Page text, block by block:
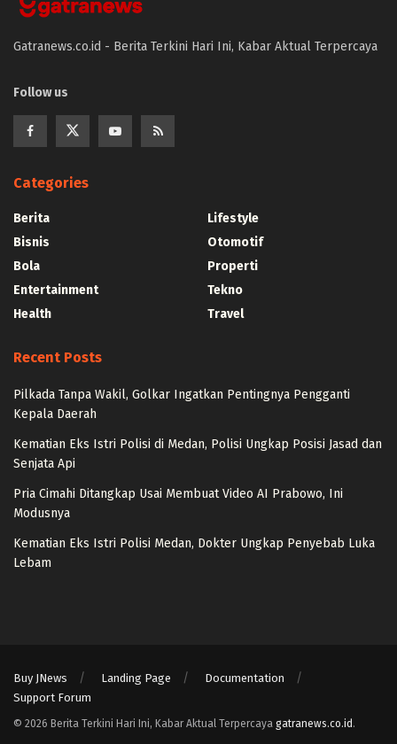
Gatranews.co.id - Berita Terkini Hari Ini, Kabar Aktual Terpercaya
Follow us
Categories
Berita
Bisnis
Bola
Entertainment
Health
Lifestyle
Otomotif
Properti
Tekno
Travel
Recent Posts
Pilkada Tanpa Wakil, Golkar Ingatkan Pentingnya Pengganti
Kepala Daerah
Kematian Eks Istri Polisi di Medan, Polisi Ungkap Posisi Jasad dan
Senjata Api
Pria Cimahi Ditangkap Usai Membuat Video AI Prabowo, Ini
Modusnya
Kematian Eks Istri Polisi Medan, Dokter Ungkap Penyebab Luka
Lebam
Buy JNews Landing Page
Documentation
Support Forum
© 2026 Berita Terkini Hari Ini, Kabar Aktual Terpercaya gatranews.co.id.